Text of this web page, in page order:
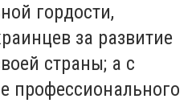
гордости,
за развитие
страны; а с
профессионального